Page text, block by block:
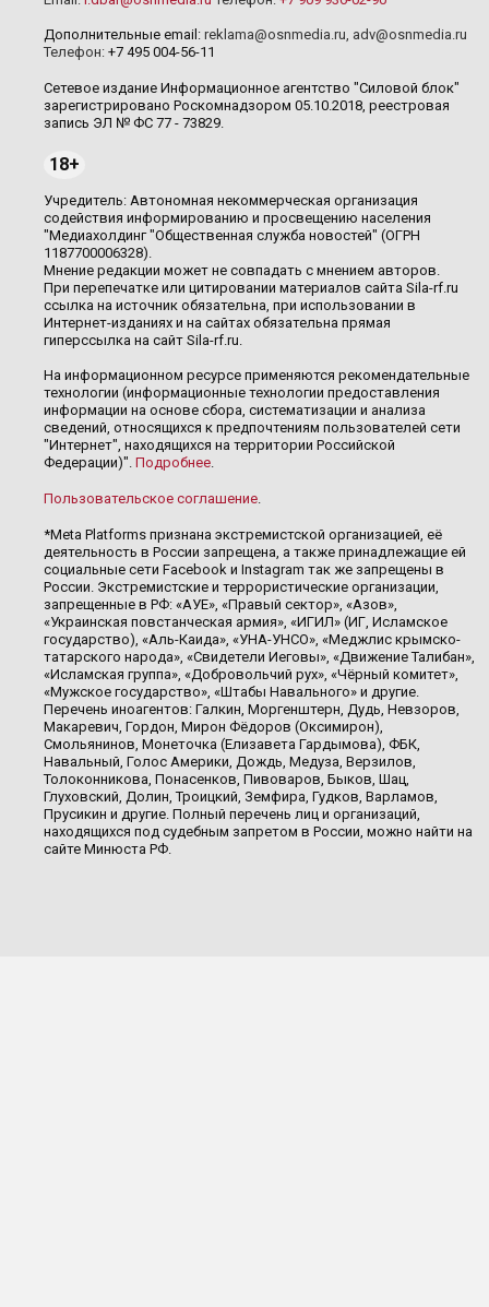
Дополнительные email: reklama@osnmedia.ru, adv@osnmedia.ru
Телефон: +7 495 004-56-11
Сетевое издание Информационное агентство "Силовой блок"
зарегистрировано Роскомнадзором 05.10.2018, реестровая
запись ЭЛ № ФС 77 - 73829.
18+
Учредитель: Автономная некоммерческая организация
содействия информированию и просвещению населения
"Медиахолдинг "Общественная служба новостей" (ОГРН
1187700006328).
Мнение редакции может не совпадать с мнением авторов.
При перепечатке или цитировании материалов сайта Sila-rf.ru
ссылка на источник обязательна, при использовании в
Интернет-изданиях и на сайтах обязательна прямая
гиперссылка на сайт Sila-rf.ru.
На информационном ресурсе применяются рекомендательные
технологии (информационные технологии предоставления
информации на основе сбора, систематизации и анализа
сведений, относящихся к предпочтениям пользователей сети
"Интернет", находящихся на территории Российской
Федерации)". Подробнее.
Пользовательское соглашение.
*Meta Platforms признана экстремистской организацией, её
деятельность в России запрещена, а также принадлежащие ей
социальные сети Facebook и Instagram так же запрещены в
России. Экстремистские и террористические организации,
запрещенные в РФ: «АУЕ», «Правый сектор», «Азов»,
«Украинская повстанческая армия», «ИГИЛ» (ИГ, Исламское
государство), «Аль-Каида», «УНА-УНСО», «Меджлис крымско-
татарского народа», «Свидетели Иеговы», «Движение Талибан»,
«Исламская группа», «Добровольчий рух», «Чёрный комитет»,
«Мужское государство», «Штабы Навального» и другие.
Перечень иноагентов: Галкин, Моргенштерн, Дудь, Невзоров,
Макаревич, Гордон, Мирон Фёдоров (Оксимирон),
Смольянинов, Монеточка (Елизавета Гардымова), ФБК,
Навальный, Голос Америки, Дождь, Медуза, Верзилов,
Толоконникова, Понасенков, Пивоваров, Быков, Шац,
Глуховский, Долин, Троицкий, Земфира, Гудков, Варламов,
Прусикин и другие. Полный перечень лиц и организаций,
находящихся под судебным запретом в России, можно найти на
сайте Минюста РФ.